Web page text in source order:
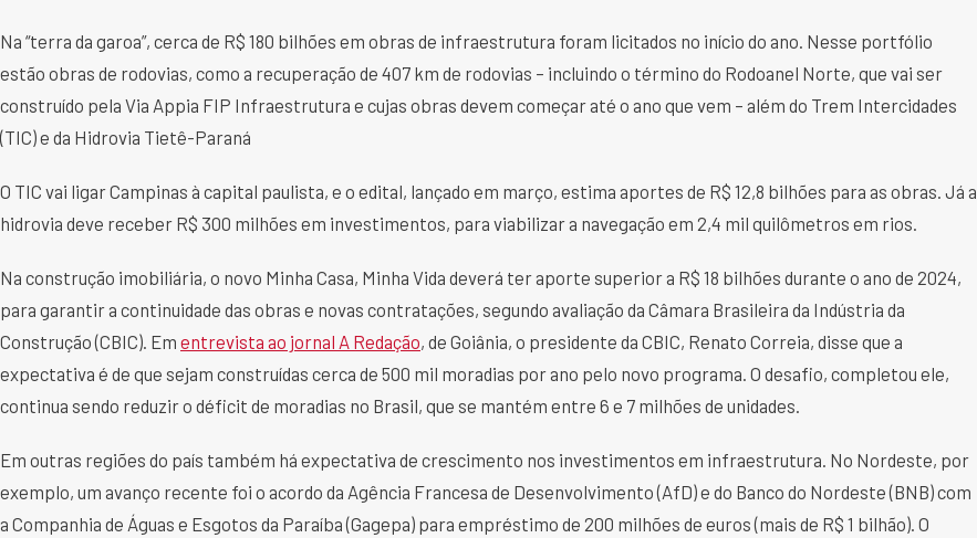
Na “terra da garoa”, cerca de R$ 180 bilhões em obras de infraestrutura foram licitados no início do ano. Nesse portfólio
estão obras de rodovias, como a recuperação de 407 km de rodovias – incluindo o término do Rodoanel Norte, que vai ser
construído pela Via Appia FIP Infraestrutura e cujas obras devem começar até o ano que vem – além do Trem Intercidades
(TIC) e da Hidrovia Tietê-Paraná
O TIC vai ligar Campinas à capital paulista, e o edital, lançado em março, estima aportes de R$ 12,8 bilhões para as obras. Já a
hidrovia deve receber R$ 300 milhões em investimentos, para viabilizar a navegação em 2,4 mil quilômetros em rios.
Na construção imobiliária, o novo Minha Casa, Minha Vida deverá ter aporte superior a R$ 18 bilhões durante o ano de 2024,
para garantir a continuidade das obras e novas contratações, segundo avaliação da Câmara Brasileira da Indústria da
Construção (CBIC). Em entrevista ao jornal A Redação, de Goiânia, o presidente da CBIC, Renato Correia, disse que a
expectativa é de que sejam construídas cerca de 500 mil moradias por ano pelo novo programa. O desafio, completou ele,
continua sendo reduzir o déficit de moradias no Brasil, que se mantém entre 6 e 7 milhões de unidades.
Em outras regiões do país também há expectativa de crescimento nos investimentos em infraestrutura. No Nordeste, por
exemplo, um avanço recente foi o acordo da Agência Francesa de Desenvolvimento (AfD) e do Banco do Nordeste (BNB) com
a Companhia de Águas e Esgotos da Paraíba (Gagepa) para empréstimo de 200 milhões de euros (mais de R$ 1 bilhão). O